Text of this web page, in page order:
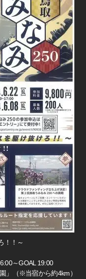
！！～
～GOAL 19:00
」（※当宿から約4km）